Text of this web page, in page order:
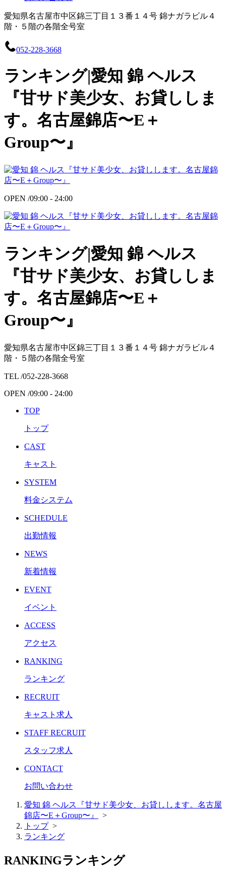
愛知県名古屋市中区錦三丁目１３番１４号 錦ナガラビル４
階・５階の各階全号室
052-228-3668
ランキング|愛知 錦 ヘルス
『甘サド美少女、お貸ししま
す。名古屋錦店〜E＋
Group〜』
OPEN /09:00 - 24:00
ランキング|愛知 錦 ヘルス
『甘サド美少女、お貸ししま
す。名古屋錦店〜E＋
Group〜』
愛知県名古屋市中区錦三丁目１３番１４号 錦ナガラビル４
階・５階の各階全号室
TEL /052-228-3668
OPEN /09:00 - 24:00
TOP
トップ
CAST
キャスト
SYSTEM
料金システム
SCHEDULE
出勤情報
NEWS
新着情報
EVENT
イベント
ACCESS
アクセス
RANKING
ランキング
RECRUIT
キャスト求人
STAFF RECRUIT
スタッフ求人
CONTACT
お問い合わせ
愛知 錦 ヘルス『甘サド美少女、お貸しします。名古屋
錦店〜E＋Group〜』
>
トップ >
ランキング
RANKINGランキング